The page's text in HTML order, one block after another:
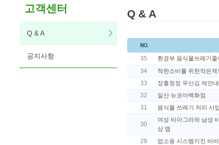
고객센터
Q & A
공지사항
Q & A
35
환경부 음식물쓰레기
34
착한소비를 위한작은
33
장흥청정 무산김 제안
32
일산 뉴코아백화점
31
음식물 쓰레기 처리 사
30
여성 비아그라와 남성
상 맵
29
업소용 시스템키친 바